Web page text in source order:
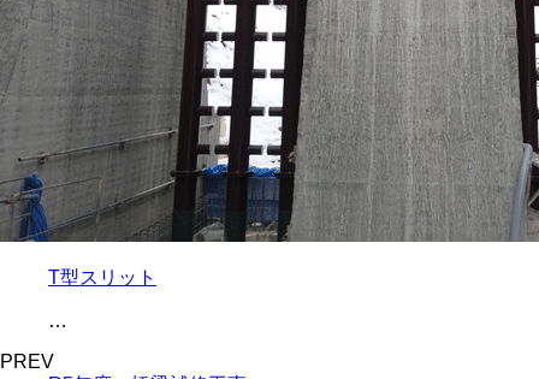
T型スリット
…
PREV